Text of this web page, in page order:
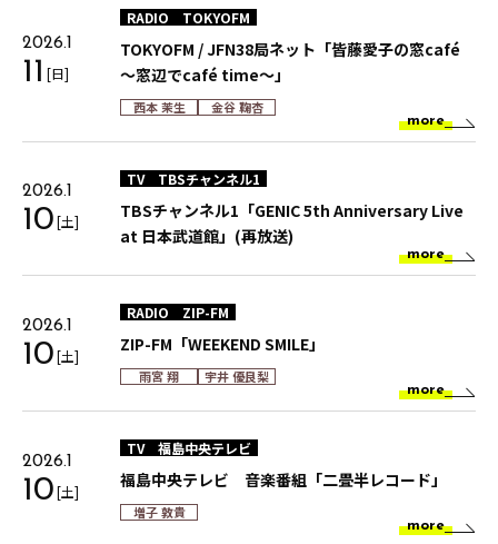
2026.1
11 [日]
RADIO TOKYOFM
TOKYOFM / JFN38局ネット「皆藤愛子の窓café
～窓辺でcafé time～」
西本 茉生 金谷 鞠杏
more
2026.1
10[土]
TV TBSチャンネル1
TBSチャンネル1「GENIC 5th Anniversary Live
at 日本武道館」(再放送)
more
2026.1
10[土]
RADIO ZIP-FM
ZIP-FM「WEEKEND SMILE」
雨宮 翔 宇井 優良梨
more
2026.1
10[土]
TV 福島中央テレビ
福島中央テレビ 音楽番組「二畳半レコード」
増子 敦貴
more